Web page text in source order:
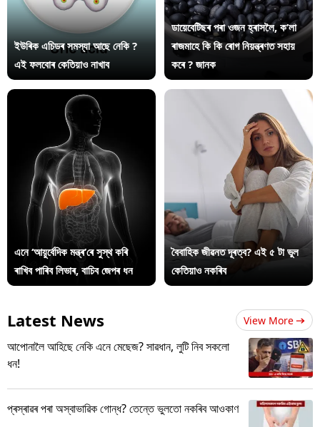
ইউৰিক এচিডৰ সমস্যা আছে নেকি ?
এই ফলবোৰ কেতিয়াও নাখাব
ডায়েবেটিছৰ পৰা ওজন হ্ৰাসলৈ, ক’লা
ৰাজমাহে কি কি ৰোগ নিয়ন্ত্ৰণত সহায়
কৰে ? জানক
এনে ‘আয়ুৰ্বেদিক মন্ত্ৰ’ৰে সুস্থ কৰি
ৰাখিব পাৰিব লিভাৰ, বাচিব জেপৰ ধন
বৈবাহিক জীৱনত দূৰত্ব? এই ৫ টা ভুল
কেতিয়াও নকৰিব
Latest News View More
আপোনালৈ আহিছে নেকি এনে মেছেজ? সাৱধান, লুটি নিব সকলো
ধন!
প্ৰস্ৰাৱৰ পৰা অস্বাভাৱিক গোন্ধ? তেন্তে ভুলতো নকৰিব আওকাণ